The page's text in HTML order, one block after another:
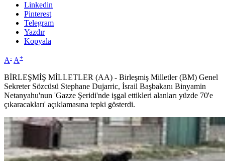
Linkedin
Pinterest
Telegram
Yazdır
Kopyala
A- A+
BİRLEŞMİŞ MİLLETLER (AA) - Birleşmiş Milletler (BM) Genel
Sekreter Sözcüsü Stephane Dujarric, İsrail Başbakanı Binyamin
Netanyahu'nun 'Gazze Şeridi'nde işgal ettikleri alanları yüzde 70'e
çıkaracakları' açıklamasına tepki gösterdi.